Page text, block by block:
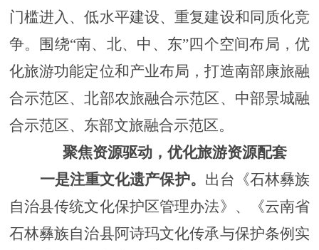
门槛进入、低水平建设、重复建设和同质化竞
争。围绕“南、北、中、东”四个空间布局，优
化旅游功能定位和产业布局，打造南部康旅融
合示范区、北部农旅融合示范区、中部景城融
合示范区、东部文旅融合示范区。
聚焦资源驱动， 优化旅游资源配套
一是注重文化遗产保护。 出台《石林彝族
自治县传统文化保护区管理办法》 、
《云南省
石林彝族自治县阿诗玛文化传承与保护条例实